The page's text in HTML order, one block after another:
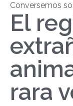
Conversemos
El
rara